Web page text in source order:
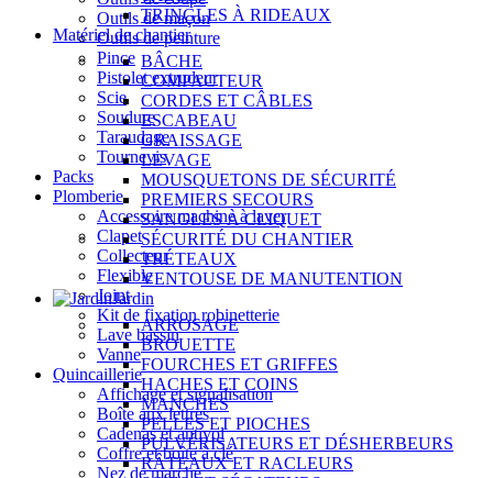
Outils de maçon
Outils de peinture
Pince
Pistolet extrudeur
Scie
Soudure
Taraudage
Tournevis
Packs
Plomberie
Accessoire machine à laver
Clapet
Collecteur
Flexible
Joint
Kit de fixation robinetterie
Lave bassin
Vanne
Quincaillerie
Affichage et signalisation
Boîte aux lettres
Cadenas et antivol
Coffre et boîte à clé
Nez de marche
TRINGLES À RIDEAUX
Matériel de chantier
BÂCHE
COMPACTEUR
CORDES ET CÂBLES
ESCABEAU
GRAISSAGE
LEVAGE
MOUSQUETONS DE SÉCURITÉ
PREMIERS SECOURS
SANGLES À CLIQUET
SÉCURITÉ DU CHANTIER
TRÉTEAUX
VENTOUSE DE MANUTENTION
Jardin
ARROSAGE
BROUETTE
FOURCHES ET GRIFFES
HACHES ET COINS
MANCHES
PELLES ET PIOCHES
PULVÉRISATEURS ET DÉSHERBEURS
RÂTEAUX ET RACLEURS